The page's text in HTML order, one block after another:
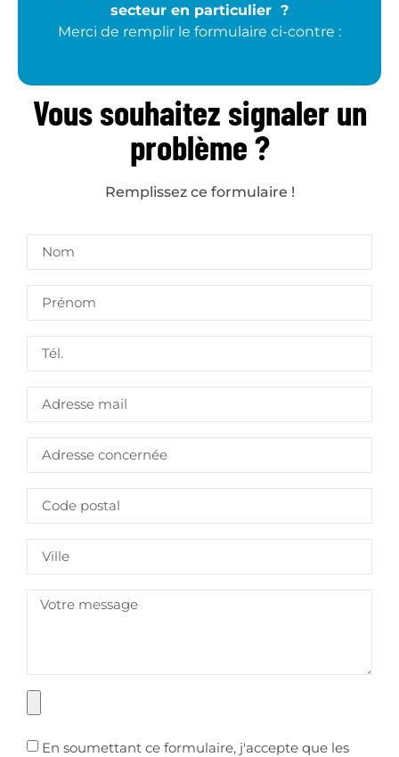
secteur en particulier ?
Merci de remplir le formulaire ci-contre :
Vous souhaitez signaler un
problème ?
Remplissez ce formulaire !
En soumettant ce formulaire, j'accepte que les